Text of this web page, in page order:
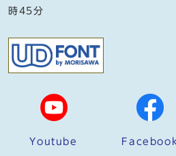
時45分
Youtube Facebook